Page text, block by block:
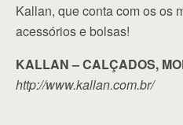
Kallan, que conta com os os
acessórios e bolsas!
KALLAN – CALÇADOS,
http://www.kallan.com.br/